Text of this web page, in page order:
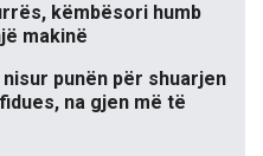
këmbësori humb
makinë
punën për shuarjen
na gjen më të